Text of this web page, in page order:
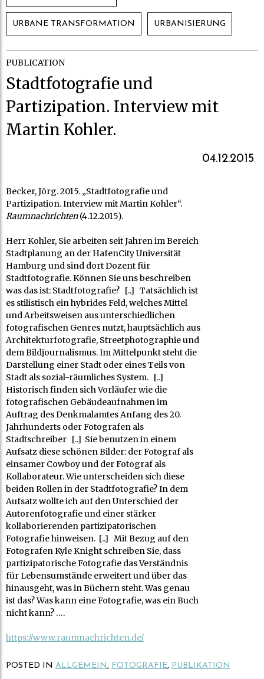
URBANE TRANSFORMATION URBANISIERUNG
PUBLICATION
Stadtfotografie und
Partizipation. Interview mit
Martin Kohler.
04.12.2015
Becker, Jörg. 2015. „Stadtfotografie und
Partizipation. Interview mit Martin Kohler“.
Raumnachrichten(4.12.2015).
Herr Kohler, Sie arbeiten seit Jahren im Bereich
Stadtplanung an der HafenCity Universität
Hamburg und sind dort Dozent für
Stadtfotografie. Können Sie uns beschreiben
was das ist: Stadtfotografie? [..] Tatsächlich ist
es stilistisch ein hybrides Feld, welches Mittel
und Arbeitsweisen aus unterschiedlichen
fotografischen Genres nutzt, hauptsächlich aus
Architekturfotografie, Streetphotographie und
dem Bildjournalismus. Im Mittelpunkt steht die
Darstellung einer Stadt oder eines Teils von
Stadt als sozial-räumliches System. [..]
Historisch finden sich Vorläufer wie die
fotografischen Gebäudeaufnahmen im
Auftrag des Denkmalamtes Anfang des 20.
Jahrhunderts oder Fotografen als
Stadtschreiber [..] Sie benutzen in einem
Aufsatz diese schönen Bilder: der Fotograf als
einsamer Cowboy und der Fotograf als
Kollaborateur. Wie unterscheiden sich diese
beiden Rollen in der Stadtfotografie? In dem
Aufsatz wollte ich auf den Unterschied der
Autorenfotografie und einer stärker
kollaborierenden partizipatorischen
Fotografie hinweisen. [..] Mit Bezug auf den
Fotografen Kyle Knight schreiben Sie, dass
partizipatorische Fotografie das Verständnis
für Lebensumstände erweitert und über das
hinausgeht, was in Büchern steht. Was genau
ist das? Was kann eine Fotografie, was ein Buch
nicht kann? ….
https://www.raumnachrichten.de/
POSTED IN ALLGEMEIN, FOTOGRAFIE, PUBLIKATION